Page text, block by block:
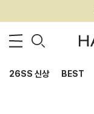
26SS 신상 BEST